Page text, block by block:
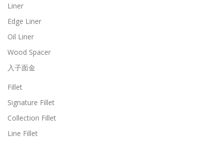
Liner
Edge Liner
Oil Liner
Wood Spacer
入子面金
Fillet
Signature Fillet
Collection Fillet
Line Fillet